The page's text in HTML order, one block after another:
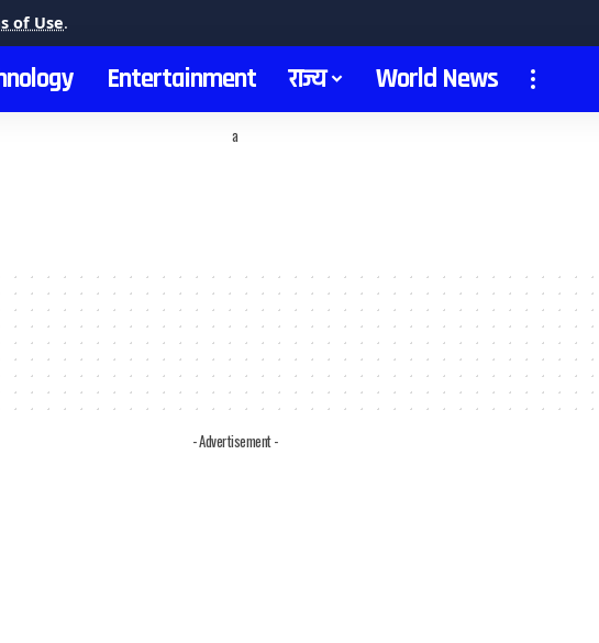
of Use.
Entertainment राज्य World News
a
- Advertisement -